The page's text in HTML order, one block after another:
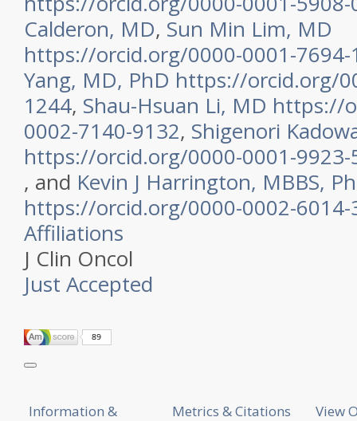
Calderon, MD, Sun Min Lim, MD
https://orcid.org/0000-0001-7694-
Yang, MD, PhD https://orcid.org/
1244, Shau-Hsuan Li, MD https://
0002-7140-9132, Shigenori
https://orcid.org/0000-0001-9923-
, and Kevin J Harrington, MBBS,
https://orcid.org/0000-0002-6014-
Affiliations
J Clin Oncol
Just Accepted
Information &
Metrics & Citations
View